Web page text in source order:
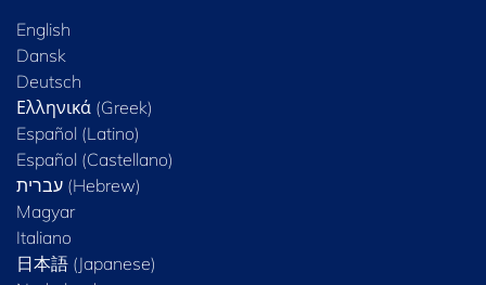
English
Dansk
Deutsch
Ελληνικά (Greek)
Español (Latino)
Español (Castellano)
Magyar
Italiano
日本語 (Japanese)